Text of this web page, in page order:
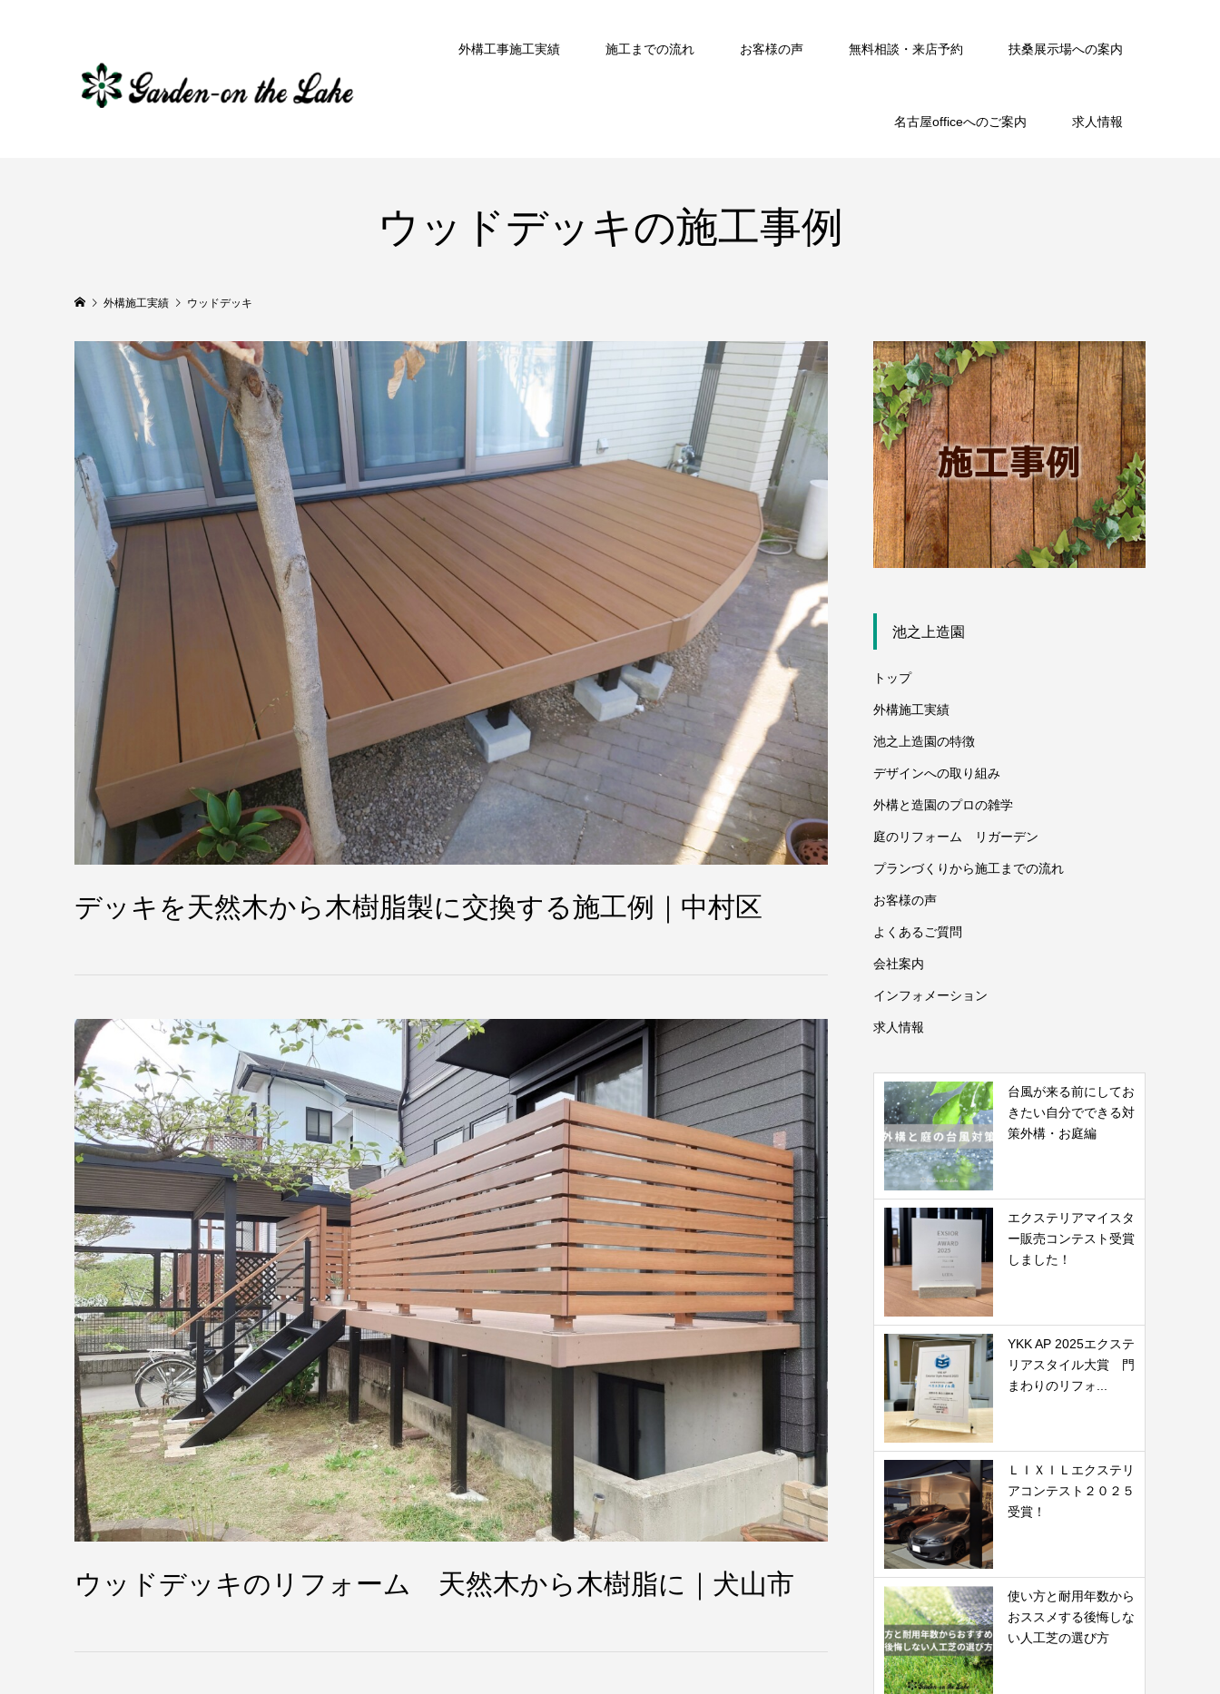
外構工事施工実績 施工までの流れ お客様の声 無料相談・来店予約 扶桑展示場への案内
名古屋officeへのご案内 求人情報
ウッドデッキの施工事例
外構施工実績 ウッドデッキ
デッキを天然木から木樹脂製に交換する施工例｜中村区
ウッドデッキのリフォーム 天然木から木樹脂に｜犬山市
池之上造園
トップ
外構施工実績
池之上造園の特徴
デザインへの取り組み
外構と造園のプロの雑学
庭のリフォーム リガーデン
プランづくりから施工までの流れ
お客様の声
よくあるご質問
会社案内
インフォメーション
求人情報
台風が来る前にしてお
きたい自分でできる対
策外構・お庭編
エクステリアマイスタ
ー販売コンテスト受賞
しました！
YKK AP 2025エクステ
リアスタイル大賞 門
まわりのリフォ...
ＬＩＸＩＬエクステリ
アコンテスト２０２５
受賞！
使い方と耐用年数から
おススメする後悔しな
い人工芝の選び方